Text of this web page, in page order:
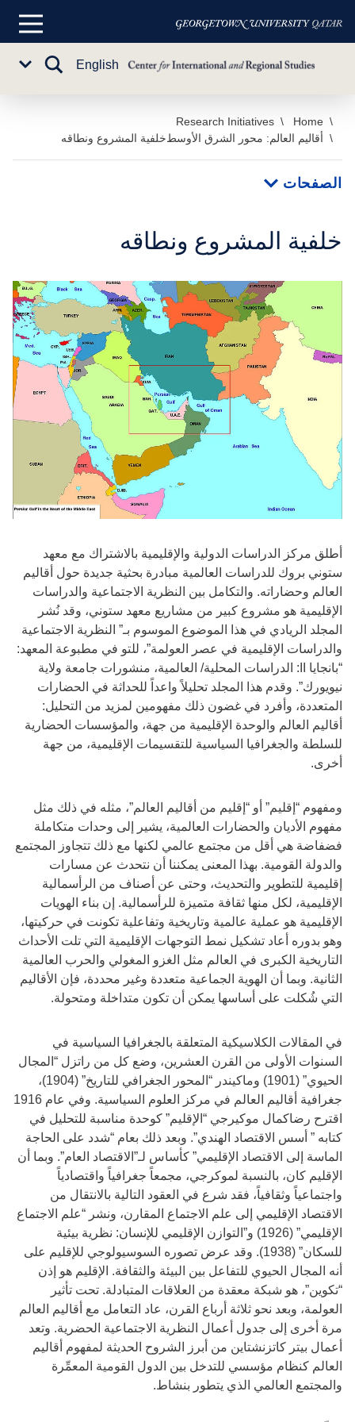
تخطي
المحتوى
الرئيسي
القائمة
English
تبديل
Home
Research Initiatives
أقاليم العالم: محور الشرق الأوسطخلفية المشروع ونطاقه
الصفحات
خلفية المشروع ونطاقه
أطلق مركز الدراسات الدولية والإقليمية بالاشتراك مع معهد
ستوني بروك للدراسات العالمية مبادرة بحثية جديدة حول أقاليم
العالم وحضاراته. والتكامل بين النظرية الاجتماعية والدراسات
الإقليمية هو مشروع كبير من مشاريع معهد ستوني، وقد نُشر
المجلد الريادي في هذا الموضوع الموسوم بـ” النظرية الاجتماعية
والدراسات الإقليمية في عصر العولمة”، للتو في مطبوعة المعهد:
“بانجايا II: الدراسات المحلية/ العالمية، منشورات جامعة ولاية
نيويورك”. وقدم هذا المجلد تحليلاً واعداً للحداثة في الحضارات
المتعددة، وأفرد في غضون ذلك مفهومين لمزيد من التحليل:
أقاليم العالم والوحدة الإقليمية من جهة، والمؤسسات الحضارية
للسلطة والجغرافيا السياسية للتقسيمات الإقليمية، من جهة
أخرى.
ومفهوم “إقليم” أو “إقليم من أقاليم العالم”، مثله في ذلك مثل
مفهوم الأديان والحضارات العالمية، يشير إلى وحدات متكاملة
فضفاضة هي أقل من مجتمع عالمي لكنها مع ذلك تتجاوز المجتمع
والدولة القومية. بهذا المعنى يمكننا أن نتحدث عن مسارات
إقليمية للتطوير والتحديث، وحتى عن أصناف من الرأسمالية
الإقليمية، لكل منها ثقافة متميزة للرأسمالية. إن بناء الهويات
الإقليمية هو عملية عالمية وتاريخية وتفاعلية تكونت في حركيتها،
وهو بدوره أعاد تشكيل نمط التوجهات الإقليمية التي تلت الأحداث
التاريخية الكبرى في العالم مثل الغزو المغولي والحرب العالمية
الثانية. وبما أن الهوية الجماعية متعددة وغير محددة، فإن الأقاليم
التي شُكلت على أساسها يمكن أن تكون متداخلة ومتحولة.
في المقالات الكلاسيكية المتعلقة بالجغرافيا السياسية في
السنوات الأولى من القرن العشرين، وضع كل من راتزل “المجال
الحيوي” (1901) وماكيندر “المحور الجغرافي للتاريخ” (1904)،
جغرافية أقاليم العالم في مركز العلوم السياسية. وفي عام 1916
اقترح رضاكمال موكيرجي “الإقليم” كوحدة مناسبة للتحليل في
كتابه ” أسس الاقتصاد الهندي”. وبعد ذلك بعام “شدد على الحاجة
الماسة إلى الاقتصاد الإقليمي” كأساس لـ”الاقتصاد العام”. وبما أن
الإقليم كان، بالنسبة لموكرجي، مجمعاً جغرافياً واقتصادياً
واجتماعياً وثقافياً، فقد شرع في العقود التالية بالانتقال من
الاقتصاد الإقليمي إلى علم الاجتماع المقارن، ونشر “علم الاجتماع
الإقليمي” (1926) و”التوازن الإقليمي للإنسان: نظرية بيئية
للسكان” (1938). وقد عرض تصوره السوسيولوجي للإقليم على
أنه المجال الحيوي للتفاعل بين البيئة والثقافة. الإقليم هو إذن
“تكوين”، هو شبكة معقدة من العلاقات المتبادلة. تحت تأثير
العولمة، وبعد نحو ثلاثة أرباع القرن، عاد التعامل مع أقاليم العالم
مرة أخرى إلى جدول أعمال النظرية الاجتماعية الحضرية. وتعد
أعمال بيتر كاتزنشتاين من أبرز الشروح الحديثة لمفهوم أقاليم
العالم كنظام مؤسسي للتدخل بين الدول القومية المعمِّرة
والمجتمع العالمي الذي يتطور بنشاط.